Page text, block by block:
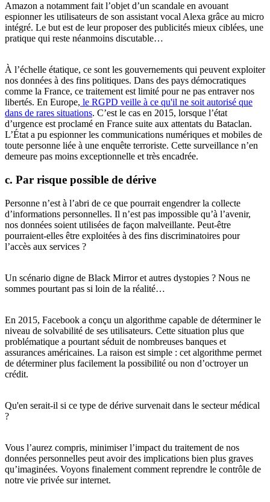
Amazon a notamment fait l’objet d’un scandale en avouant
espionner les utilisateurs de son assistant vocal Alexa grâce au micro
intégré. Le but est de leur proposer des publicités mieux ciblées, une
pratique qui reste néanmoins discutable…
À l’échelle étatique, ce sont les gouvernements qui peuvent exploiter
nos données à des fins politiques. Dans des pays démocratiques
comme la France, ce traitement est limité pour ne pas entraver nos
libertés. En Europe, le RGPD veille à ce qu'il ne soit autorisé que
dans de rares situations. C’est le cas en 2015, lorsque l’état
d’urgence est proclamé en France suite aux attentats du Bataclan.
L’État a pu espionner les communications numériques et mobiles de
toute personne liée à une enquête terroriste. Cette surveillance n’en
demeure pas moins exceptionnelle et très encadrée.
c. Par risque possible de dérive
Personne n’est à l’abri de ce que pourrait engendrer la collecte
d’informations personnelles. Il n’est pas impossible qu’à l’avenir,
nos données soient utilisées de façon malveillante. Peut-être
pourraient-elles être exploitées à des fins discriminatoires pour
l’accès aux services ?
Un scénario digne de Black Mirror et autres dystopies ? Nous ne
sommes pourtant pas si loin de la réalité…
En 2015, Facebook a conçu un algorithme capable de déterminer le
niveau de solvabilité de ses utilisateurs. Cette situation plus que
problématique a pourtant séduit de nombreuses banques et
assurances américaines. La raison est simple : cet algorithme permet
de déterminer plus facilement la possibilité ou non d’octroyer un
crédit.
Qu'en serait-il si ce type de dérive survenait dans le secteur médical
?
Vous l’aurez compris, minimiser l’impact du traitement de nos
données personnelles peut avoir des implications bien plus graves
qu’imaginées. Voyons finalement comment reprendre le contrôle de
notre vie privée sur internet.